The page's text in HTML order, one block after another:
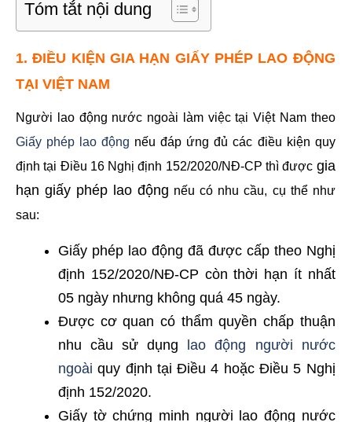
Tóm tắt nội dung
1. ĐIỀU KIỆN GIA HẠN GIẤY PHÉP LAO ĐỘNG
TẠI VIỆT NAM
Người lao động nước ngoài làm việc tại Việt Nam theo
Giấy phép lao động nếu đáp ứng đủ các điều kiện quy
định tại Điều 16 Nghị định 152/2020/NĐ-CP thì được gia
hạn giấy phép lao động nếu có nhu cầu, cụ thể như
sau:
Giấy phép lao động đã được cấp theo Nghị
định 152/2020/NĐ-CP còn thời hạn ít nhất
05 ngày nhưng không quá 45 ngày.
Được cơ quan có thẩm quyền chấp thuận
nhu cầu sử dụng
lao động người nước
ngoài quy định tại Điều 4 hoặc Điều 5 Nghị
định 152/2020.
Giấy tờ chứng minh người lao động nước